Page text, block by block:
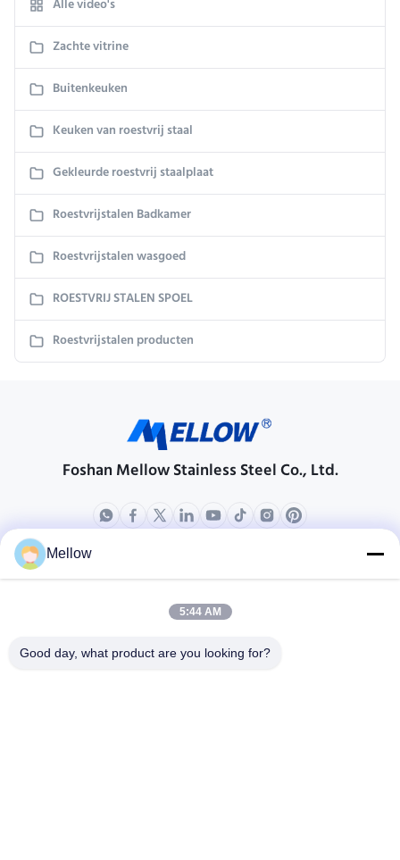
Alle video's
Zachte vitrine
Buitenkeuken
Keuken van roestvrij staal
Gekleurde roestvrij staalplaat
Roestvrijstalen Badkamer
Roestvrijstalen wasgoed
ROESTVRIJ STALEN SPOEL
Roestvrijstalen producten
Foshan Mellow Stainless Steel Co., Ltd.
producten
Bedrijfprofiel
Kwaliteitscontrole
Mellow
5:44 AM
Good day, what product are you looking for?